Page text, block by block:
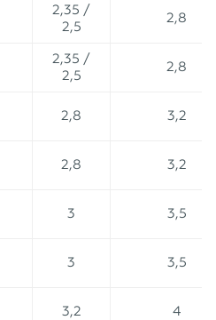
2,35 /
2,5
2,8
2,35 /
2,5
2,8
2,8 3,2
2,8 3,2
3 3,5
3 3,5
3,2 4